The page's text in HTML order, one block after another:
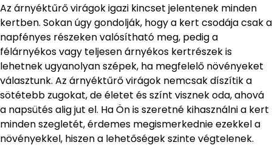
Az árnyéktűrő virágok igazi kincset jelentenek minden
kertben. Sokan úgy gondolják, hogy a kert csodája csak a
napfényes részeken valósítható meg, pedig a
félárnyékos vagy teljesen árnyékos kertrészek is
lehetnek ugyanolyan szépek, ha megfelelő növényeket
választunk. Az árnyéktűrő virágok nemcsak díszítik a
sötétebb zugokat, de életet és színt visznek oda, ahová
a napsütés alig jut el. Ha Ön is szeretné kihasználni a kert
minden szegletét, érdemes megismerkednie ezekkel a
növényekkel, hiszen a lehetőségek szinte végtelenek.